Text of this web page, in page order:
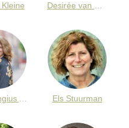
Els Stuurman